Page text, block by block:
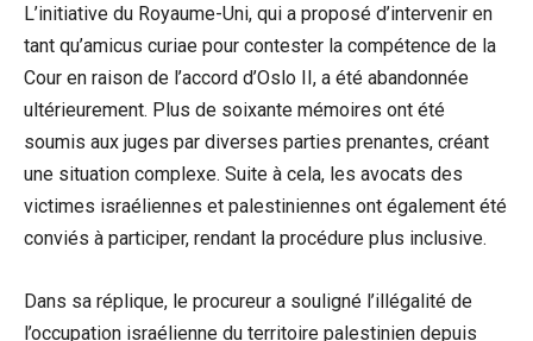
L’initiative du Royaume-Uni, qui a proposé d’intervenir en
tant qu’amicus curiae pour contester la compétence de la
Cour en raison de l’accord d’Oslo II, a été abandonnée
ultérieurement. Plus de soixante mémoires ont été
soumis aux juges par diverses parties prenantes, créant
une situation complexe. Suite à cela, les avocats des
victimes israéliennes et palestiniennes ont également été
conviés à participer, rendant la procédure plus inclusive.
Dans sa réplique, le procureur a souligné l’illégalité de
l’occupation israélienne du territoire palestinien depuis